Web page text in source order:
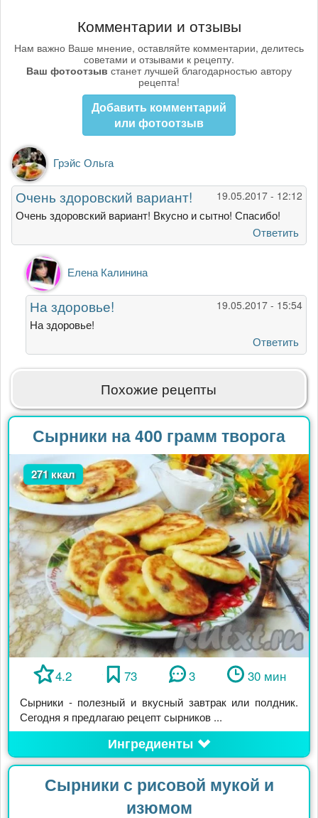
Комментарии и отзывы
Нам важно Ваше мнение, оставляйте комментарии, делитесь
советами и отзывами к рецепту.
Ваш фотоотзыв станет лучшей благодарностью автору
рецепта!
Добавить комментарий
или фотоотзыв
Грэйс Ольга
19.05.2017 - 12:12
Очень здоровский вариант!
Очень здоровский вариант! Вкусно и сытно! Спасибо!
Ответить
Ответ
на
Очень
здоровский
вариант!
Грэйс
Ольга
Елена Калинина
19.05.2017 - 15:54
На здоровье!
На здоровье!
Ответить
Похожие рецепты
Сырники на 400 грамм творога
271 ккал
4.2 73 3 30 мин
Сырники - полезный и вкусный завтрак или полдник.
Сегодня я предлагаю рецепт сырников ...
Ингредиенты
Сырники с рисовой мукой и
изюмом